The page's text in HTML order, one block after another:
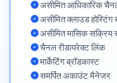
असीमित आधिकारिक
असीमित क्लाउड होस्टिंग
असीमित मासिक सक्रिय
चैनल रीडायरेक्ट लिंक
मार्केटिंग ब्रॉडकास्ट
समर्पित अकाउंट मैनेजर